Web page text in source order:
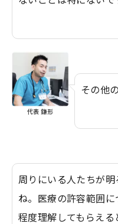
代表 鎌形
その他
周りにいる人たちが
ね。医療の許容範囲
程度理解してもらえる